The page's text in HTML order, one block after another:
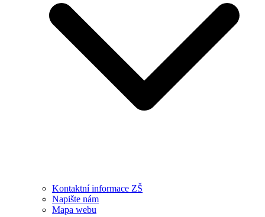
Kontaktní informace ZŠ
Napište nám
Mapa webu